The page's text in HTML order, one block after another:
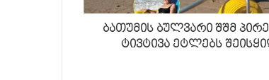
ბათუმის ბულვარი შშმ
ტივტივა ეტლებს